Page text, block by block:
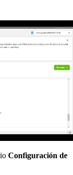
Configuración de